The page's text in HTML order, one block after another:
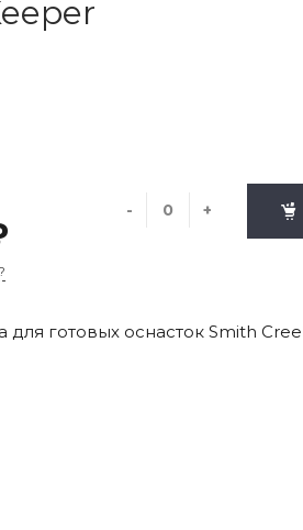
- +
готовых оснасток Smith